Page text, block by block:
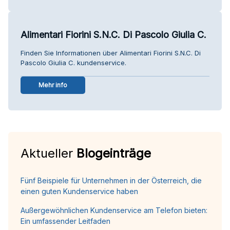
Alimentari Fiorini S.N.C. Di Pascolo Giulia C.
Finden Sie Informationen über Alimentari Fiorini S.N.C. Di
Pascolo Giulia C. kundenservice.
Mehr info
Aktueller Blogeinträge
Fünf Beispiele für Unternehmen in der Österreich, die
einen guten Kundenservice haben
Außergewöhnlichen Kundenservice am Telefon bieten:
Ein umfassender Leitfaden